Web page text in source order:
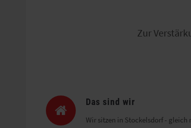
Zur
Das sind wir
Wir sitzen in Stockelsdorf -